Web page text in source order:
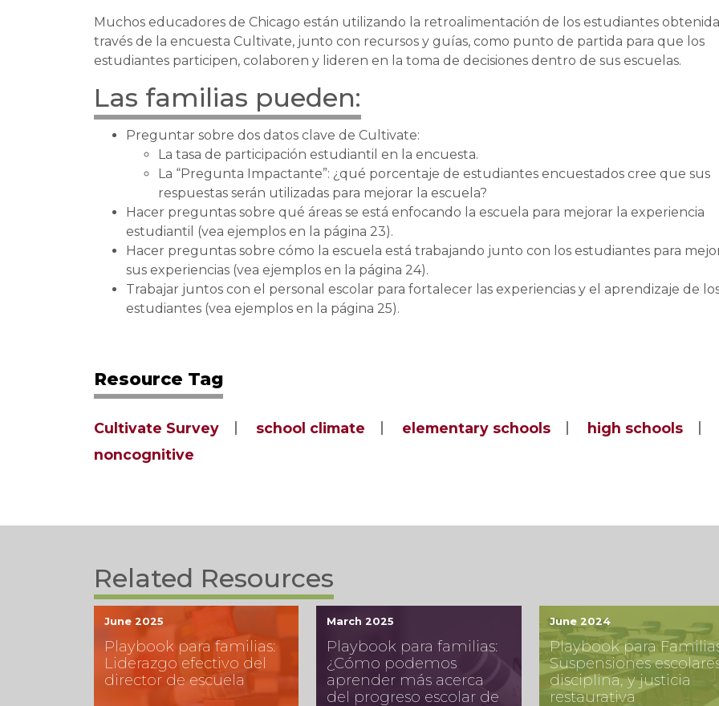
Muchos educadores de Chicago están utilizando la retroalimentación de los estudiantes
través de la encuesta Cultivate, junto con recursos y guías, como punto de partida para que los
estudiantes participen, colaboren y lideren en la toma de decisiones dentro de sus escuelas.
Las familias pueden:
Preguntar sobre dos datos clave de Cultivate:
La tasa de participación estudiantil en la encuesta.
La “Pregunta Impactante”: ¿qué porcentaje de estudiantes encuestados cree que sus
respuestas serán utilizadas para mejorar la escuela?
Hacer preguntas sobre qué áreas se está enfocando la escuela para mejorar la experiencia
estudiantil (vea ejemplos en la página 23).
Hacer preguntas sobre cómo la escuela está trabajando junto con los estudiantes para
sus experiencias (vea ejemplos en la página 24).
Trabajar juntos con el personal escolar para fortalecer las experiencias y el aprendizaje de
estudiantes (vea ejemplos en la página 25).
Resource Tag
Cultivate Survey school climate elementary schools
high schools
noncognitive
Related Resources
June 2025
Playbook para familias:
Liderazgo efectivo del
director de escuela
March 2025
Playbook para familias:
¿Cómo podemos
aprender más acerca
del progreso escolar de
June 2024
Playbook para
Suspensiones
disciplina, y justicia
restaurativa